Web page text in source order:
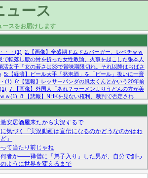
ュース
ースをお届けします
・・(1) 2:【画像】全盛期ドムドムバーガー、レベチｗｗ
で転落し腰の骨を折った女性教諭、火事を起こした張本人
活女子「女の若さは33で賞味期限切れ。それ以降はおばさ
5:【経済】ビール大手「発泡酒」を「ビール」扱いに一斉
(1) 6:【速報】レッサーパンダの風太くんとかいう20年前
7:【画像】外国人「あれ？ラーメンよりうどんの方が美
ｗ(1) 8:【悲報】NHKを見ない権利、裁判で否定され
発縮小は間違いでした」(1) 10:【悲報】日本企業の人手不
足りてません…」(1)
安居酒屋来たから実況するで
気づく「実況動画は宣伝になるのかどうなのかはわ
」
て当たり前じゃね
者か——禅僧に「弟子入り」した男が、自分で創っ
ように世界を変えるまで
！？『サンダーボルツ』の高評価は本物か？ディズ